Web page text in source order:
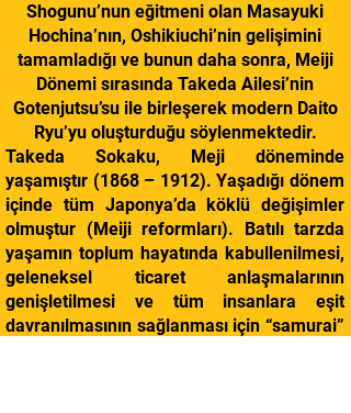
Shogunu’nun eğitmeni olan Masayuki
Hochina’nın, Oshikiuchi’nin gelişimini
tamamladığı ve bunun daha sonra, Meiji
Dönemi sırasında Takeda Ailesi’nin
Gotenjutsu’su ile birleşerek modern Daito
Ryu’yu oluşturduğu söylenmektedir.
Takeda Sokaku, Meji döneminde
yaşamıştır (1868 – 1912). Yaşadığı dönem
içinde tüm Japonya’da köklü değişimler
olmuştur (Meiji reformları). Batılı tarzda
yaşamın toplum hayatında kabullenilmesi,
geleneksel ticaret anlaşmalarının
genişletilmesi ve tüm insanlara eşit
davranılmasının sağlanması için “samurai”